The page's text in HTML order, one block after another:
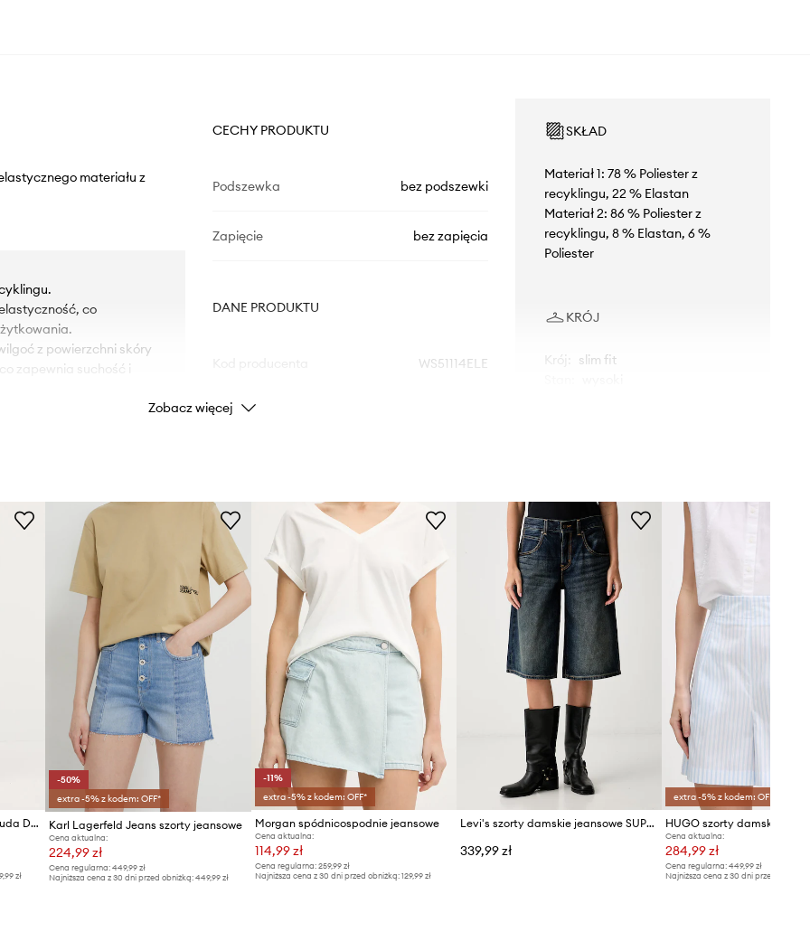
materiału z
co
z powierzchni skóry
zapewnia suchość i
CECHY PRODUKTU
Podszewka bez podszewki
Zapięcie bez zapięcia
DANE PRODUKTU
WS51114ELE
Kolor
ID Produktu
SKŁAD
Materiał 1: 78 % Poliester z
recyklingu, 22 % Elastan
Materiał 2: 86 % Poliester z
recyklingu, 8 % Elastan, 6 %
Poliester
KRÓJ
Krój
slim fit
wzrostu i ma na sobie rozmiar S.
Rozmiarówka standardowa
Zalecamy wybór rozmiaru, jaki nosisz
zazwyczaj.
Tabela rozmiarów
Zobacz więcej
Fiorucci szorty jeansowe Bermuda Denim
zł
-50%
extra -5% z kodem: OFF*
Karl Lagerfeld Jeans szorty jeansowe
Cena aktualna:
224,99 zł
Cena regularna: 449,99 zł
Najniższa cena z 30 dni przed obniżką: 449,99 zł
-11%
extra -5% z kodem: OFF*
Morgan spódnicospodnie jeansowe
Cena aktualna:
114,99 zł
Cena regularna: 259,99 zł
Najniższa cena z 30 dni przed obniżką: 129,99 zł
Levi's szorty damskie jeansowe SUPER BAGGY JORT
339,99 zł
extra -5% z kodem: OFF*
Cena aktualna:
284,99 zł
Cena regularna: 449,99 zł
Najniższa cena z 30 dni przed obniżką: